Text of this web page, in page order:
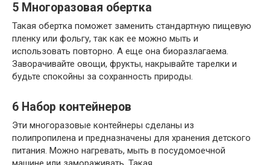
5 Многоразовая обертка
Такая обертка поможет заменить стандартную пищевую
пленку или фольгу, так как ее можно мыть и
использовать повторно. А еще она биоразлагаема.
Заворачивайте овощи, фрукты, накрывайте тарелки и
будьте спокойны за сохранность природы.
6 Набор контейнеров
Эти многоразовые контейнеры сделаны из
полипропилена и предназначены для хранения детского
питания. Можно нагревать, мыть в посудомоечной